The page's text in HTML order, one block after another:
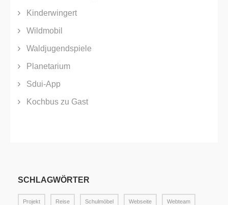
Kinderwingert
Wildmobil
Waldjugendspiele
Planetarium
Sdui-App
Kochbus zu Gast
SCHLAGWÖRTER
Projekt Reise Schulmöbel Webseite Webteam